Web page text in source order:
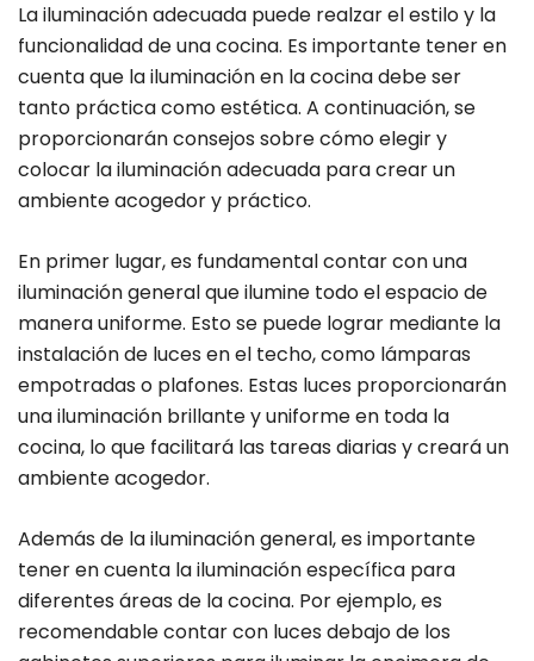
La iluminación adecuada puede realzar el estilo y la
funcionalidad de una cocina. Es importante tener en
cuenta que la iluminación en la cocina debe ser
tanto práctica como estética. A continuación, se
proporcionarán consejos sobre cómo elegir y
colocar la iluminación adecuada para crear un
ambiente acogedor y práctico.
En primer lugar, es fundamental contar con una
iluminación general que ilumine todo el espacio de
manera uniforme. Esto se puede lograr mediante la
instalación de luces en el techo, como lámparas
empotradas o plafones. Estas luces proporcionarán
una iluminación brillante y uniforme en toda la
cocina, lo que facilitará las tareas diarias y creará un
ambiente acogedor.
Además de la iluminación general, es importante
tener en cuenta la iluminación específica para
diferentes áreas de la cocina. Por ejemplo, es
recomendable contar con luces debajo de los